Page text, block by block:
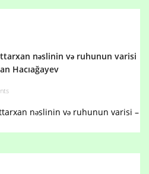
nəslinin və ruhunun varisi
Hacıağayev
nəslinin və ruhunun varisi –